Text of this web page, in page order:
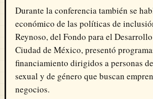
Durante la conferencia también se
económico de las políticas de
Reynoso, del Fondo para el
Ciudad de México, presentó
financiamiento dirigidos a personas
sexual y de género que buscan
negocios.